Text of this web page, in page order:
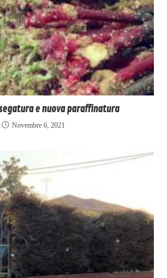
e nuova paraffinatura
Novembre 6, 2021